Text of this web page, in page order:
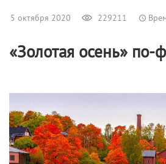
5 октября 2020 229211
«Золотая осень» по-